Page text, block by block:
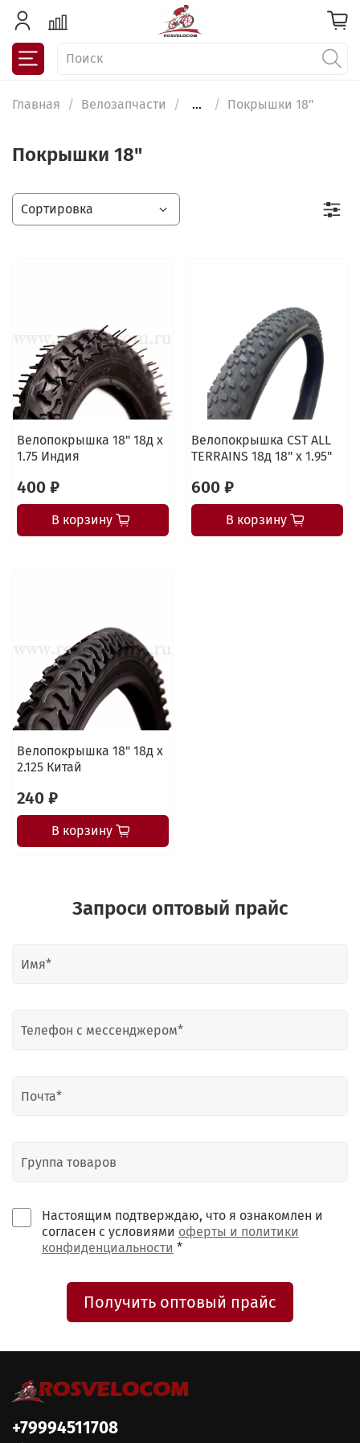
Главная Велозапчасти ... Покрышки 18"
Покрышки 18"
Велопокрышка 18" 18д x
1.75 Индия
400 ₽
В корзину
Велопокрышка CST ALL
TERRAINS 18д 18" x 1.95"
600 ₽
В корзину
Велопокрышка 18" 18д х
2.125 Китай
240 ₽
В корзину
Запроси оптовый прайс
Настоящим подтверждаю, что я ознакомлен и
согласен с условиями оферты и политики
конфиденциальности *
Получить оптовый прайс
+79994511708